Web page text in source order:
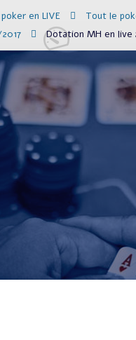
en LIVE Tout le
Dotation MH en live